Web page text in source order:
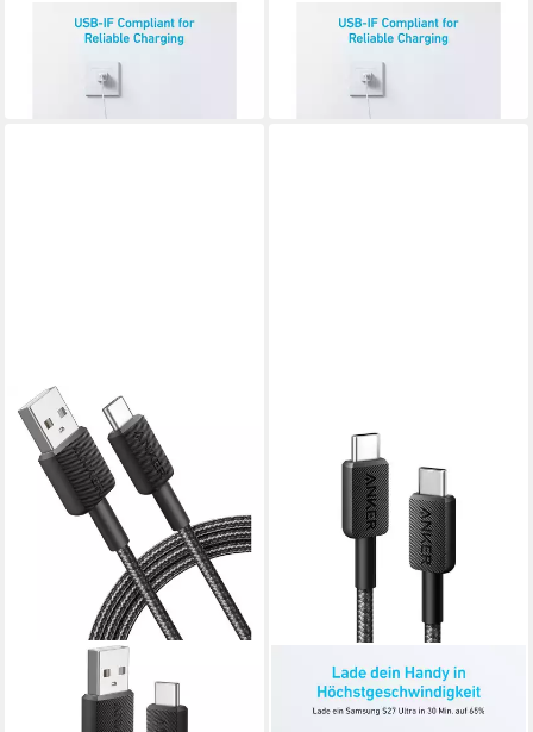
Anker 322 Computer-Kabel
ab 26,97 €
in 4-5 Werktagen bei dir
Anker 322 Computer-Kabel
ab 26,97 €
in 4-5 Werktagen bei dir